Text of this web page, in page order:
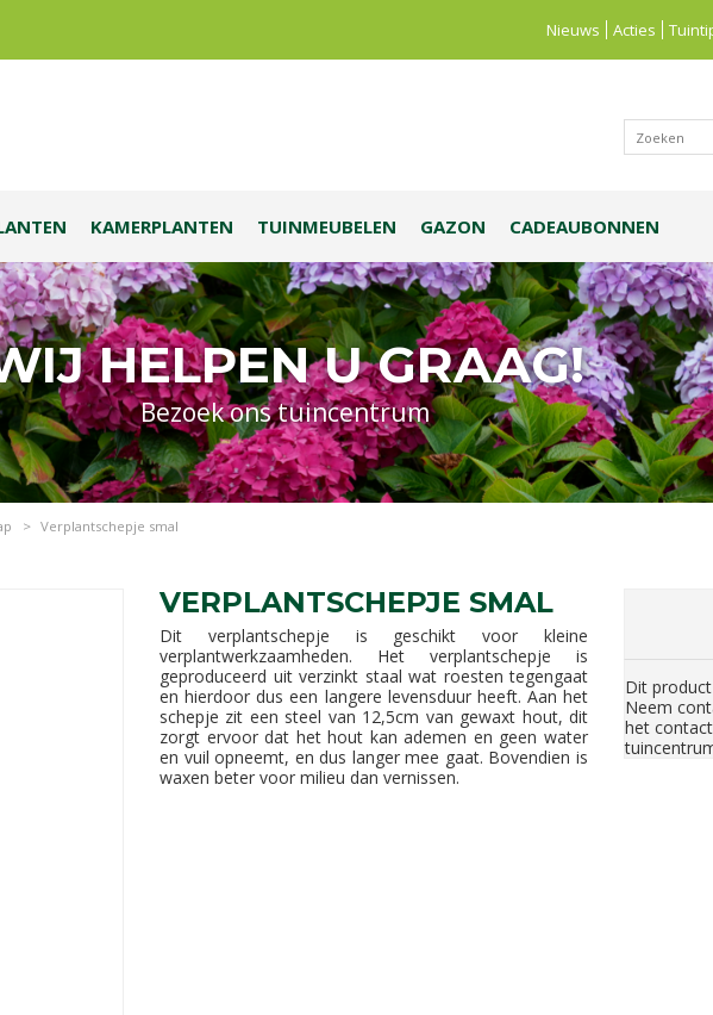
HELPEN U GRAAG!
Bezoek ons tuincentrum
> Verplantschepje smal
Nieuws Acties
KAMERPLANTEN TUINMEUBELEN GAZON CADEAUBONNEN
VERPLANTSCHEPJE SMAL
Dit verplantschepje is geschikt voor kleine
verplantwerkzaamheden. Het verplantschepje is
geproduceerd uit verzinkt staal wat roesten tegengaat
en hierdoor dus een langere levensduur heeft. Aan het
schepje zit een steel van 12,5cm van gewaxt hout, dit
zorgt ervoor dat het hout kan ademen en geen water
en vuil opneemt, en dus langer mee gaat. Bovendien is
waxen beter voor milieu dan vernissen.
Dit
Neem
het